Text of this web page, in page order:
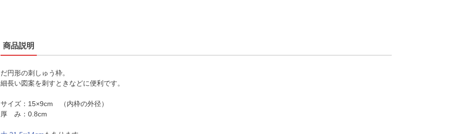
商品説明
だ円形の刺しゅう枠。
細長い図案を刺すときなどに便利です。
サイズ：15×9cm （内枠の外径）
厚 み：0.8cm